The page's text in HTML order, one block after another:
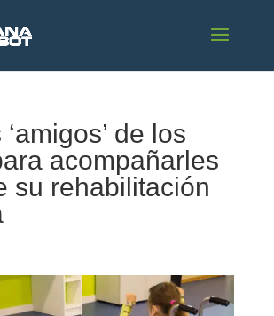
de los
acompañarles
su rehabilitación